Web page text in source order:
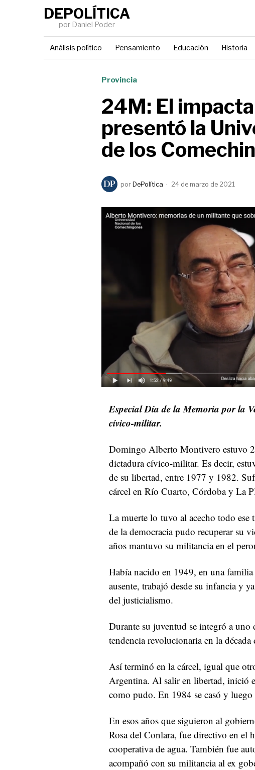
DEPOLÍTICA
por Daniel Poder
Análisis político Pensamiento Educación Historia
Provincia
24M: El
presentó la
de los
por DePolítica 24 de marzo de 2021
Especial Día de la Memoria por la
cívico-militar.
Domingo Alberto Montivero estuvo
dictadura cívico-militar. Es decir,
de su libertad, entre 1977 y 1982.
cárcel en Río Cuarto, Córdoba y La
La muerte lo tuvo al acecho todo
de la democracia pudo recuperar su
años mantuvo su militancia en el
Había nacido en 1949, en una
ausente, trabajó desde su infancia y
del justicialismo.
Durante su juventud se integró a
tendencia revolucionaria en la
Así terminó en la cárcel, igual que
Argentina. Al salir en libertad, inició
como pudo. En 1984 se casó y
En esos años que siguieron al
Rosa del Conlara, fue directivo en el
cooperativa de agua. También fue
acompañó con su militancia al ex